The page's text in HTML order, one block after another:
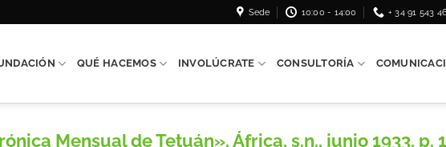
Sede 10:00 - 14:00 + 34 91 543
QUÉ HACEMOS INVOLÚCRATE CONSULTORÍA
Mensual de Tetuán», África, s.n., junio 1933, p.